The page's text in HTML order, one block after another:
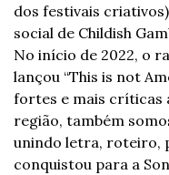
dos festivais
social de Childish
No início de 2022, o
lançou “This is not
fortes e mais críticas
região, também
unindo letra, roteiro,
conquistou para a